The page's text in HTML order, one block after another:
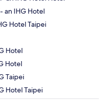
an IHG Hotel
Hotel Taipei
Hotel
Hotel
Taipei
Hotel Taipei